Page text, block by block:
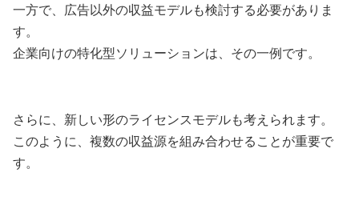
一方で、広告以外の収益モデルも検討する必要がありま
す。
企業向けの特化型ソリューションは、その一例です。
さらに、新しい形のライセンスモデルも考えられます。
このように、複数の収益源を組み合わせることが重要で
す。